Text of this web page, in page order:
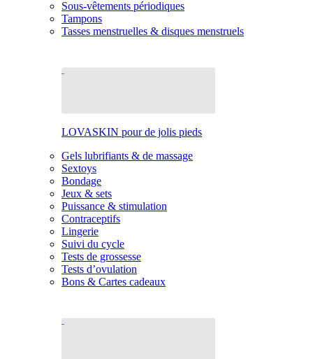
Sous-vêtements périodiques
Tampons
Tasses menstruelles & disques menstruels
LOVASKIN pour de jolis pieds
Gels lubrifiants & de massage
Sextoys
Bondage
Jeux & sets
Puissance & stimulation
Contraceptifs
Lingerie
Suivi du cycle
Tests de grossesse
Tests d’ovulation
Bons & Cartes cadeaux